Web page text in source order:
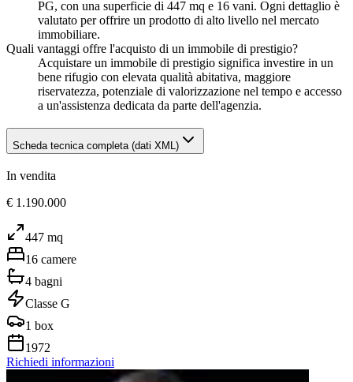
PG, con una superficie di 447 mq e 16 vani. Ogni dettaglio è
valutato per offrire un prodotto di alto livello nel mercato
immobiliare.
Quali vantaggi offre l'acquisto di un immobile di prestigio?
Acquistare un immobile di prestigio significa investire in un
bene rifugio con elevata qualità abitativa, maggiore
riservatezza, potenziale di valorizzazione nel tempo e accesso
a un'assistenza dedicata da parte dell'agenzia.
Scheda tecnica completa (dati XML)
In vendita
€ 1.190.000
447 mq
16 camere
4 bagni
Classe G
1 box
1972
Richiedi informazioni